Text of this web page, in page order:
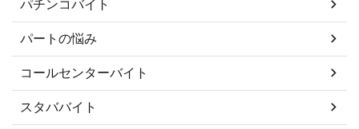
パチンコバイト
パートの悩み
コールセンターバイト
スタババイト